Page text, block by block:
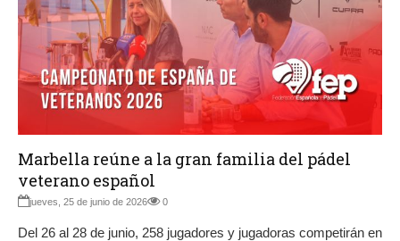
Marbella reúne a la gran familia del pádel
veterano español
jueves, 25 de junio de 2026 0
Del 26 al 28 de junio, 258 jugadores y jugadoras competirán en